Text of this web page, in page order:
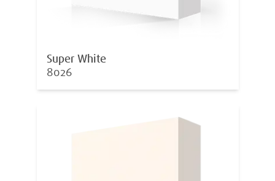
Super White
8026